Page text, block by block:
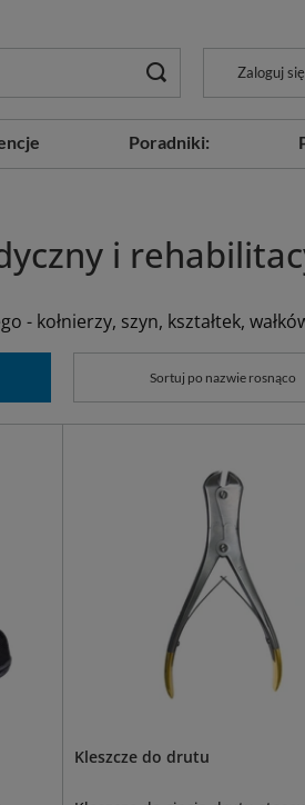
Zaloguj się
Poradniki:
i
- kołnierzy, szyn, kształtek,
Sortuj po nazwie rosnąco
Kleszcze do drutu